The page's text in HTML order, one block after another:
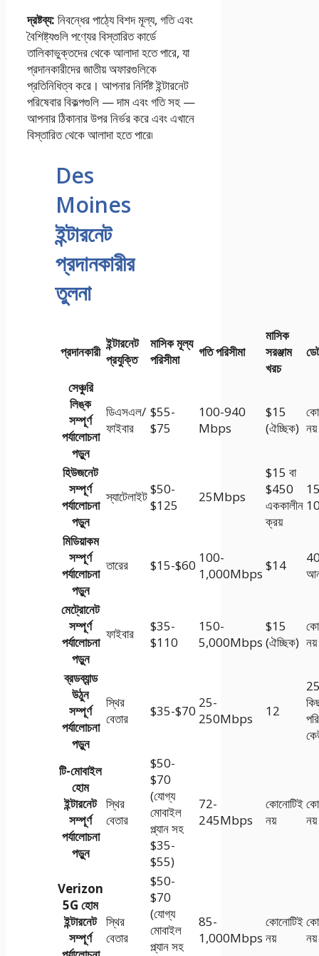
দ্রষ্টব্য: নিবন্ধের পাঠ্যে বিশদ মূল্য, গতি এবং
বৈশিষ্ট্যগুলি পণ্যের বিস্তারিত কার্ডে
তালিকাভুক্তদের থেকে আলাদা হতে পারে, যা
প্রদানকারীদের জাতীয় অফারগুলিকে
প্রতিনিধিত্ব করে। আপনার নির্দিষ্ট ইন্টারনেট
পরিষেবার বিকল্পগুলি — দাম এবং গতি সহ —
আপনার ঠিকানার উপর নির্ভর করে এবং এখানে
বিস্তারিত থেকে আলাদা হতে পারে৷
Des
Moines
ইন্টারনেট
প্রদানকারীর
তুলনা
প্রদানকারী
ইন্টারনেট
প্রযুক্তি
মাসিক মূল্য
পরিসীমা
গতি পরিসীমা
মাসিক
সরঞ্জাম
খরচ
সেঞ্চুরি
লিঙ্ক
সম্পূর্ণ
পর্যালোচনা
পড়ুন
ডিএসএল/
ফাইবার
$55-
$75
100-940
Mbps
$15
(ঐচ্ছিক) নয়
হিউজনেট
সম্পূর্ণ
পর্যালোচনা
পড়ুন
স্যাটেলাইট$50-
$125
25Mbps
$15 বা
$450
এককালীন
ক্রয়
মিডিয়াকম
সম্পূর্ণ
পর্যালোচনা
পড়ুন
তারের $15-$60 100-
1,000Mbps
$14
মেট্রোনেট
সম্পূর্ণ
পর্যালোচনা
পড়ুন
ফাইবার
$35-
$110
150-
5,000Mbps
$15
(ঐচ্ছিক) নয়
ব্রডব্যান্ড
উঠুন
সম্পূর্ণ
পর্যালোচনা
পড়ুন
স্থির
বেতার
$35-$70
25-
250Mbps
12
টি-মোবাইল
হোম
ইন্টারনেট
সম্পূর্ণ
পর্যালোচনা
পড়ুন
স্থির
বেতার
$50-
$70
(যোগ্য
মোবাইল
প্ল্যান সহ
$35-
$55)
72-
245Mbps
কোনোটিই
নয়
নয়
Verizon
5G হোম
ইন্টারনেট
সম্পূর্ণ
স্থির
বেতার
$50-
$70
(যোগ্য
মোবাইল
প্ল্যান সহ
85-
1,000Mbps
কোনোটিই
নয়
নয়